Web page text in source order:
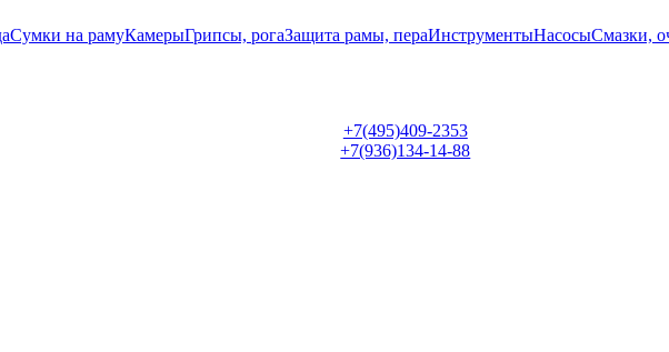
Сумки на рамуКамерыГрипсы, рогаЗащита рамы, пераИнструментыНасосыСмазки,
+7(495)409-2353
+7(936)134-14-88